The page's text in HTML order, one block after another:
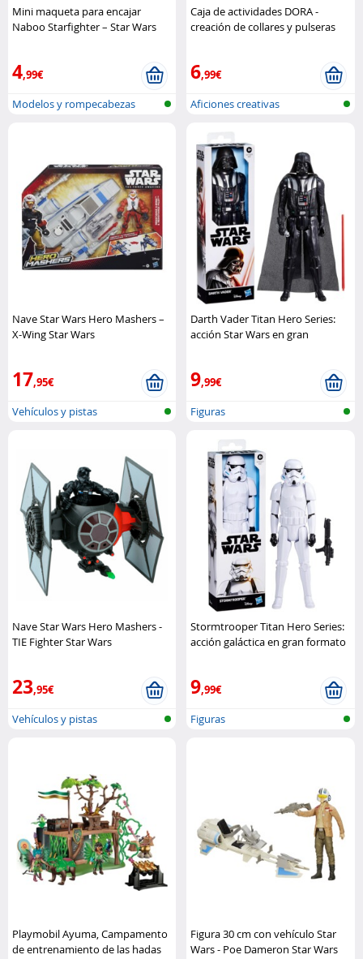
Mini maqueta para encajar
Naboo Starfighter – Star Wars
4,99€
Modelos y rompecabezas
Caja de actividades DORA -
creación de collares y pulseras
6,99€
Aficiones creativas
Nave Star Wars Hero Mashers –
X-Wing Star Wars
17,95€
Vehículos y pistas
Darth Vader Titan Hero Series:
acción Star Wars en gran
9,99€
Figuras
Nave Star Wars Hero Mashers -
TIE Fighter Star Wars
23,95€
Vehículos y pistas
Stormtrooper Titan Hero Series:
acción galáctica en gran formato
9,99€
Figuras
Playmobil Ayuma, Campamento
de entrenamiento de las hadas
Figura 30 cm con vehículo Star
Wars - Poe Dameron Star Wars